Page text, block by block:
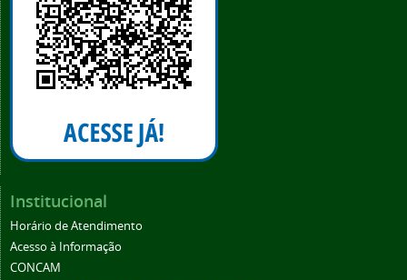
Institucional
Horário de Atendimento
Acesso à Informação
CONCAM